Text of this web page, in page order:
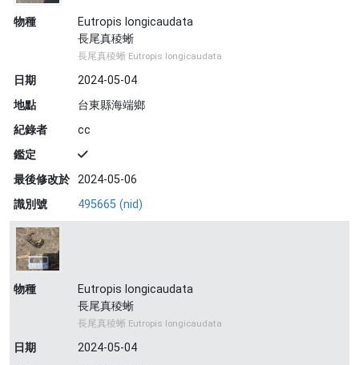
物種
Eutropis longicaudata
長尾真稜蜥
長尾真稜蜥 Eutropis longicaudata
日期
2024-05-04
地點
台東縣海端鄉
紀錄者
cc
鑑定
最後修改於 2024-05-06
識別號
495665 (nid)
物種
Eutropis longicaudata
長尾真稜蜥
長尾真稜蜥 Eutropis longicaudata
日期
2024-05-04